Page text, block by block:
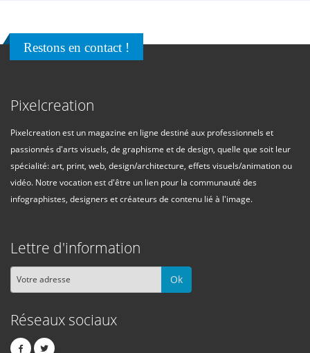
Restons en contact !
Pixelcreation
Pixelcreation est un magazine en ligne destiné aux professionnels et
passionnés d'arts visuels, de graphisme et de design, quelle que soit leur
spécialité: art, print, web, design/architecture, effets visuels/animation ou
vidéo. Notre vocation est d'être un lien pour la communauté des
infographistes, designers et créateurs de contenu lié à l'image.
Lettre d'information
Ok
Réseaux sociaux